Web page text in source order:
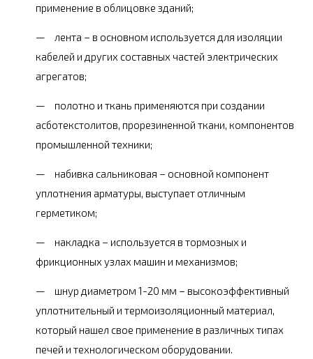
применение в облицовке зданий;
лента – в основном используется для изоляции
кабелей и других составных частей электрических
агрегатов;
полотно и ткань применяются при создании
асботекстолитов, прорезиненной ткани, компонентов
промышленной техники;
набивка сальниковая – основной компонент
уплотнения арматуры, выступает отличным
герметиком;
накладка – используется в тормозных и
фрикционных узлах машин и механизмов;
шнур диаметром 1-20 мм – высокоэффективный
уплотнительный и термоизоляционный материал,
который нашел свое применение в различных типах
печей и технологическом оборудовании.